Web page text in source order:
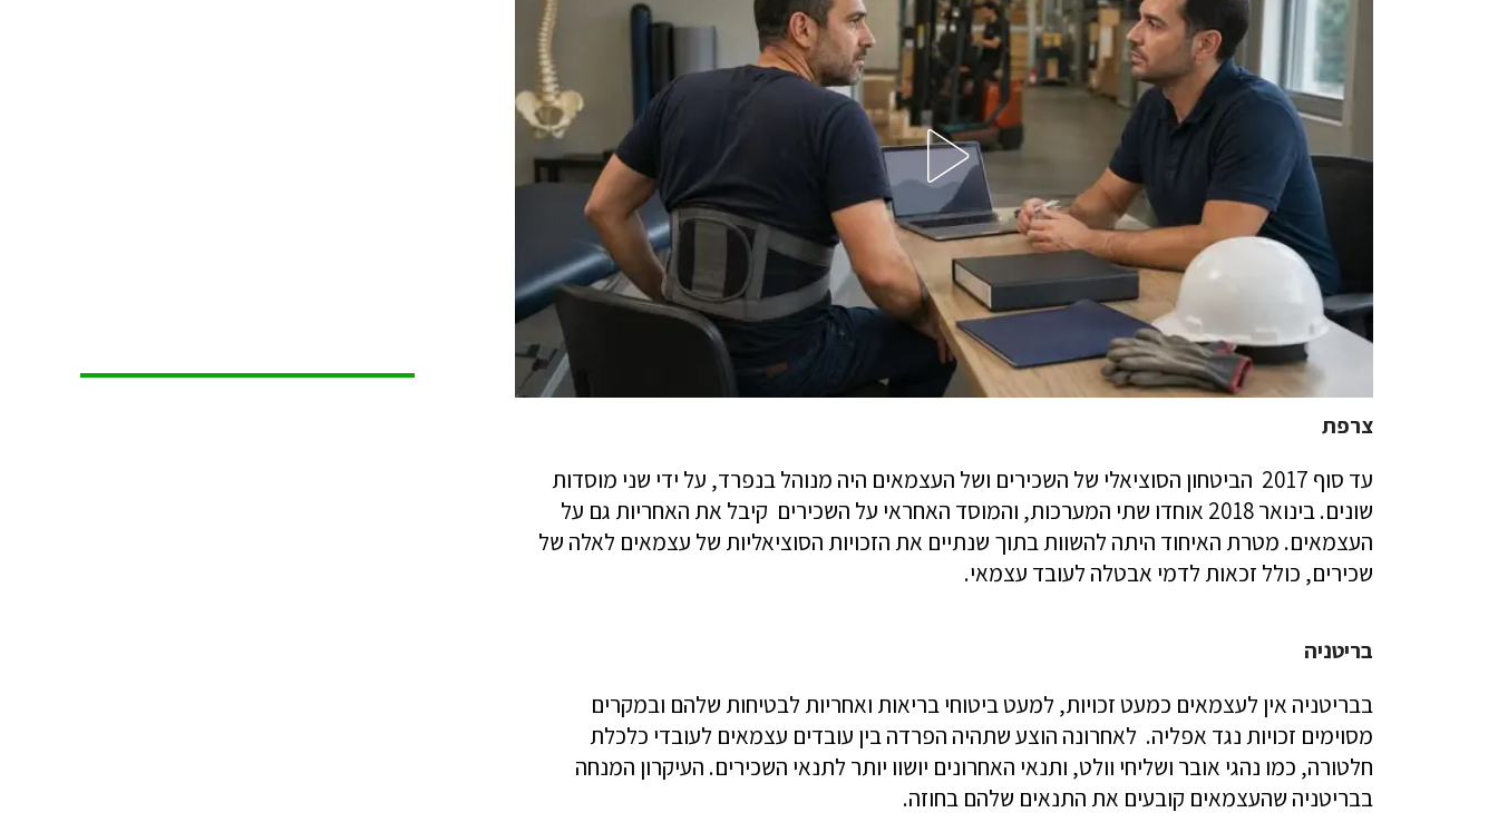
צרפת
עד סוף 2017 הביטחון הסוציאלי של השכירים ושל העצמאים היה מנוהל בנפרד, על ידי שני מוסדות
שונים. בינואר 2018 אוחדו שתי המערכות, והמוסד האחראי על השכירים קיבל את האחריות גם על
העצמאים. מטרת האיחוד היתה להשוות בתוך שנתיים את הזכויות הסוציאליות של עצמאים לאלה של
שכירים, כולל זכאות לדמי אבטלה לעובד עצמאי.
בריטניה
בבריטניה אין לעצמאים כמעט זכויות, למעט ביטוחי בריאות ואחריות לבטיחות שלהם ובמקרים
מסוימים זכויות נגד אפליה. לאחרונה הוצע שתהיה הפרדה בין עובדים עצמאים לעובדי כלכלת
חלטורה, כמו נהגי אובר ושליחי וולט, ותנאי האחרונים יושוו יותר לתנאי השכירים. העיקרון המנחה
בבריטניה שהעצמאים קובעים את התנאים שלהם בחוזה.